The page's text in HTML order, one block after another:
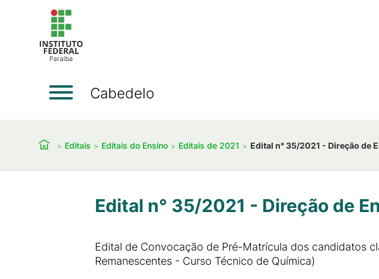
Cabedelo
Editais Editais do Ensino Editais de 2021 Edital n° 35/2021 - Direção de
Edital n° 35/2021 - Direção de
Edital de Convocação de Pré-Matrícula dos candidatos
Remanescentes - Curso Técnico de Química)